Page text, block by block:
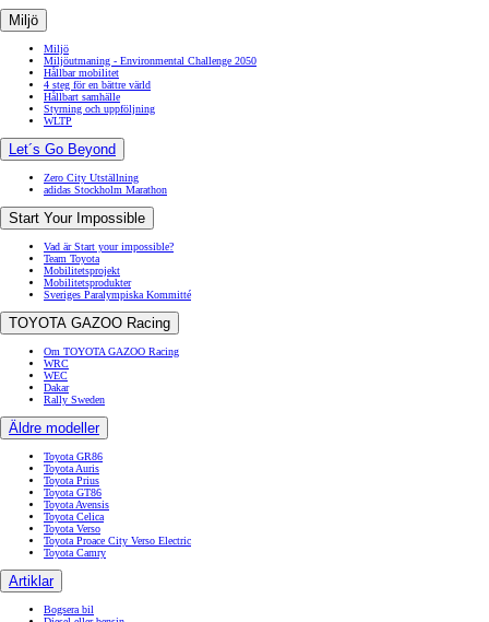
Miljö
Miljö
Miljöutmaning - Environmental Challenge 2050
Hållbar mobilitet
4 steg för en bättre värld
Hållbart samhälle
Styrning och uppföljning
WLTP
Let´s Go Beyond
Zero City Utställning
adidas Stockholm Marathon
Start Your Impossible
Vad är Start your impossible?
Team Toyota
Mobilitetsprojekt
Mobilitetsprodukter
Sveriges Paralympiska Kommitté
TOYOTA GAZOO Racing
Om TOYOTA GAZOO Racing
WRC
WEC
Dakar
Rally Sweden
Äldre modeller
Toyota GR86
Toyota Auris
Toyota Prius
Toyota GT86
Toyota Avensis
Toyota Celica
Toyota Verso
Toyota Proace City Verso Electric
Toyota Camry
Artiklar
Bogsera bil